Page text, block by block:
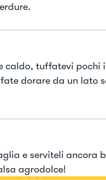
caldo, tuffatevi pochi
dorare da un lato
e serviteli ancora
agrodolce!